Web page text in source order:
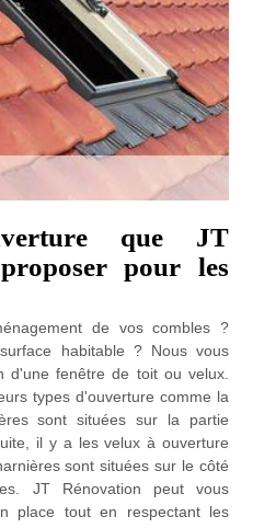
que JT
pour les
de vos combles ?
habitable ? Nous vous
d'une fenêtre de toit ou velux.
types d'ouverture comme la
sont situées sur la partie
il y a les velux à ouverture
sont situées sur le côté
JT Rénovation peut vous
place tout en respectant les